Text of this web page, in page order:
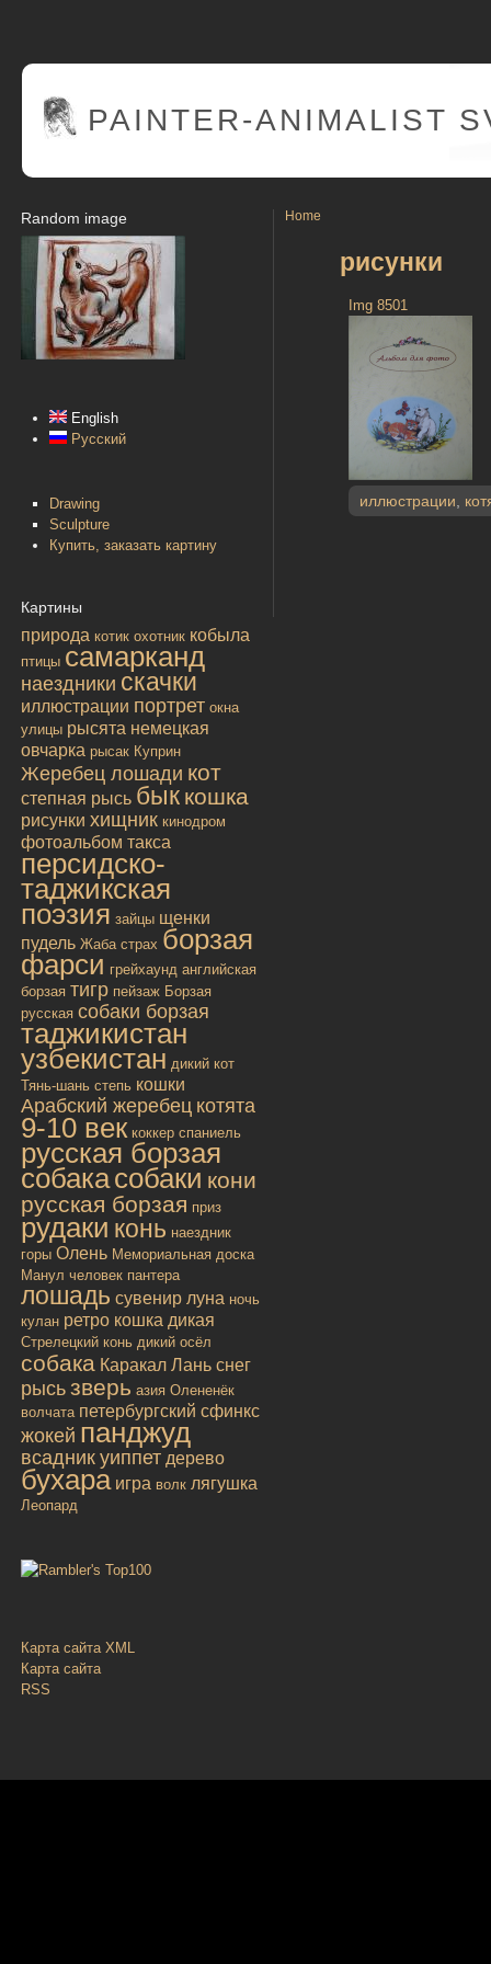
PAINTER-ANIMALIST
Random image
English
Русский
Drawing
Sculpture
Купить, заказать картину
Картины
природа котик охотник кобыла
птицы самарканд
наездники скачки
иллюстрации портрет окна
улицы рысята немецкая
овчарка рысак Куприн
Жеребец лошади кот
степная рысь бык кошка
рисунки хищник кинодром
фотоальбом такса
персидско-
таджикская
поэзия зайцы щенки
пудель Жаба страх борзая
фарси грейхаунд английская
борзая тигр пейзаж Борзая
русская собаки борзая
таджикистан
узбекистан дикий кот
Тянь-шань степь кошки
Арабский жеребец котята
9-10 век коккер спаниель
русская борзая
собакасобаки кони
русская борзая приз
рудаки конь наездник
горы Олень Мемориальная доска
Манул человек пантера
лошадь сувенир луна ночь
кулан ретро кошка дикая
Стрелецкий конь дикий осёл
собака Каракал Лань снег
рысь зверь азия Олененёк
волчата петербургский сфинкс
жокей панджуд
всадник уиппет дерево
бухара игра волк лягушка
Леопард
Карта сайта XML
Карта сайта
RSS
Home
рисунки
Img 8501
иллюстрации